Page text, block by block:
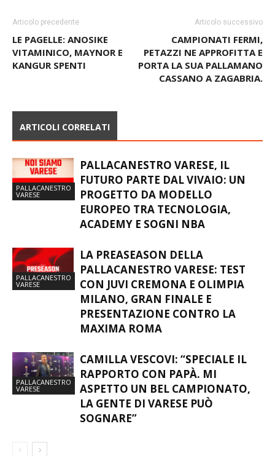
Articolo precedente
LE PAGELLE: ANOSIKE
VITAMINICO, MAYNOR E
KANGUR SPENTI
Articolo successivo
CAMPIONATI FERMI,
PETAZZI NE APPROFITTA E
PORTA LA SUA PALLAMANO
CASSANO A ZAGABRIA.
ARTICOLI CORRELATI
PALLACANESTRO
VARESE
PALLACANESTRO VARESE, IL
FUTURO PARTE DAL VIVAIO: UN
PROGETTO DA MODELLO
EUROPEO TRA TECNOLOGIA,
ACADEMY E SOGNI NBA
PALLACANESTRO
VARESE
LA PREASEASON DELLA
PALLACANESTRO VARESE: TEST
CON JUVI CREMONA E OLIMPIA
MILANO, GRAN FINALE E
PRESENTAZIONE CONTRO LA
MAXIMA ROMA
PALLACANESTRO
VARESE
CAMILLA VESCOVI: “SPECIALE IL
RAPPORTO CON PAPÀ. MI
ASPETTO UN BEL CAMPIONATO,
LA GENTE DI VARESE PUÒ
SOGNARE”